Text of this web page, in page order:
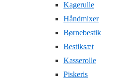
Kagerulle
Håndmixer
Børnebestik
Bestiksæt
Kasserolle
Piskeris